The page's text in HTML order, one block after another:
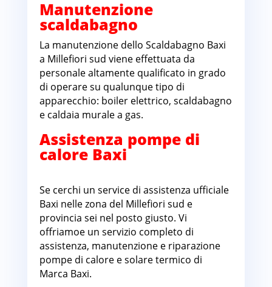
Manutenzione
scaldabagno
La manutenzione dello Scaldabagno Baxi
a Millefiori sud viene effettuata da
personale altamente qualificato in grado
di operare su qualunque tipo di
apparecchio: boiler elettrico, scaldabagno
e caldaia murale a gas.
Assistenza pompe di
calore BaxiMillefiori
Se cerchi un service di assistenza ufficiale
Baxi nelle zona del Millefiori sud e
provincia sei nel posto giusto. Vi
offriamoe un servizio completo di
assistenza, manutenzione e riparazione
pompe di calore e solare termico di
Marca Baxi.